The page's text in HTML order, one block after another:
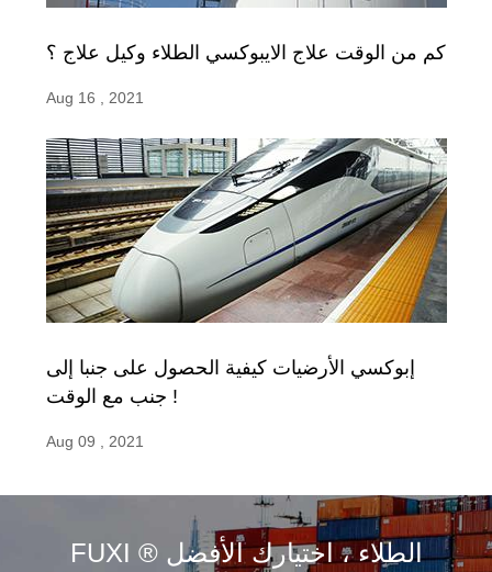
كم من الوقت علاج الايبوكسي الطلاء وكيل علاج ؟
Aug 16 , 2021
إبوكسي الأرضيات كيفية الحصول على جنبا إلى
جنب مع الوقت !
Aug 09 , 2021
FUXI ® الطلاء ، اختيارك الأفضل